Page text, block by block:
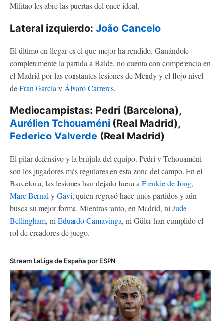
Militao les abre las puertas del once ideal.
Lateral izquierdo: João Cancelo
El último en llegar es el que mejor ha rendido. Ganándole
completamente la partida a Balde, no cuenta con competencia en
el Madrid por las constantes lesiones de Mendy y el flojo nivel
deFran García y Álvaro Carreras.
Mediocampistas: Pedri (Barcelona),
Aurélien Tchouaméni (Real Madrid),
Federico Valverde (Real Madrid)
El pilar defensivo y la brújula del equipo. Pedri y Tchouaméni
son los jugadores más regulares en esta zona del campo. En el
Barcelona, ​​las lesiones han dejado fuera a Frenkie de Jong,
Marc Bernal yGavi, quien regresó hace unos partidos y aún
busca su mejor forma. Mientras tanto, en Madrid, ni Jude
Bellingham, ni Eduardo Camavinga, ni Güler han cumplido el
rol de creadores de juego.
Stream LaLiga de España por ESPN